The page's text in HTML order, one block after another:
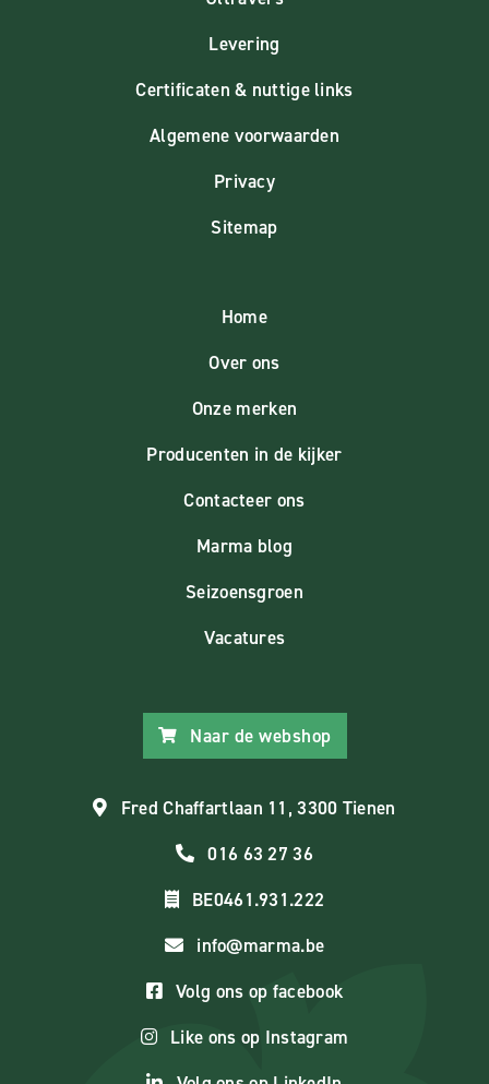
Levering
Certificaten & nuttige links
Algemene voorwaarden
Privacy
Sitemap
Home
Over ons
Onze merken
Producenten in de kijker
Contacteer ons
Marma blog
Seizoensgroen
Vacatures
Naar de webshop
Fred Chaffartlaan 11, 3300 Tienen
016 63 27 36
BE0461.931.222
info@marma.be
Volg ons op facebook
Like ons op Instagram